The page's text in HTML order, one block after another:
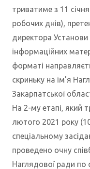
триватиме з 11
робочих днів),
директора Установи
інформаційних
форматі
скриньку на ім’я
Закарпатської
На 2-му етапі, який
лютого 2021 року
спеціальному
проведено очну
Наглядової ради по